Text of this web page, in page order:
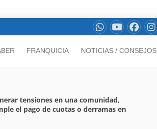
FRANQUICIA NOTICIAS / CONSEJOS
tensiones en una comunidad,
el pago de cuotas o derramas en